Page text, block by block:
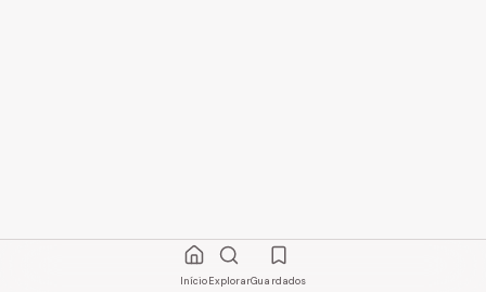
InícioExplorarGuardados